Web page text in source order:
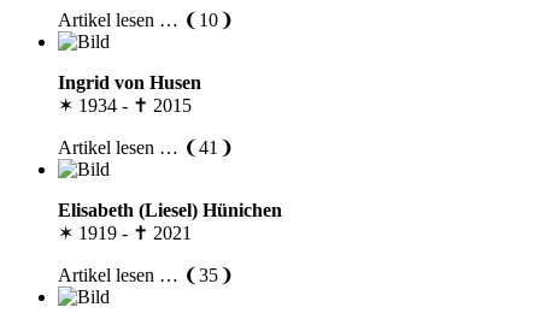
Artikel lesen … ❨10❩
Ingrid von Husen
✶ 1934 - ✝ 2015
Artikel lesen … ❨41❩
Elisabeth (Liesel) Hünichen
✶ 1919 - ✝ 2021
Artikel lesen … ❨35❩